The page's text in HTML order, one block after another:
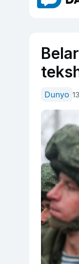
Dunyo